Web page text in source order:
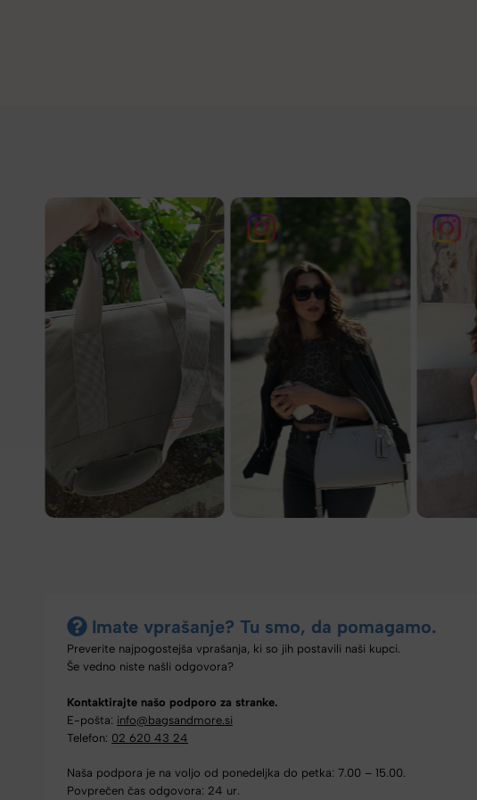
Imate vprašanje? Tu smo, da pomagamo.
Preverite najpogostejša vprašanja, ki so jih postavili naši kupci.
Še vedno niste našli odgovora?
Kontaktirajte našo podporo za stranke.
E-pošta: info@bagsandmore.si
Telefon: 02 620 43 24
Naša podpora je na voljo od ponedeljka do petka: 7.00 – 15.00.
Povprečen čas odgovora: 24 ur.